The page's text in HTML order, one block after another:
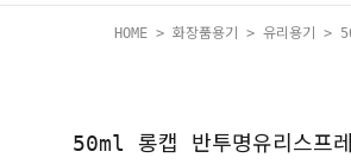
HOME > 화장품용기 > 유리용기 >
50ml 롱캡 반투명유리스프